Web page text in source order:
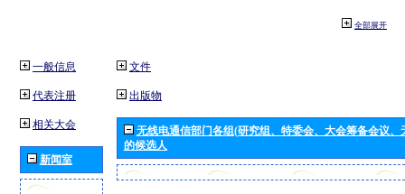
全部展开
一般信息
代表注册
相关大会
新闻室
文件
出版物
无线电通信部门各组(研究组、特委会、大会筹备会议
的候选人